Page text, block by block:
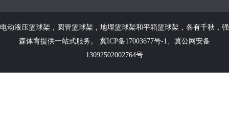
电动液压篮球架 ， 圆管篮球架 ， 地埋篮球架和平箱篮球架 ，各有千秋，强
森体育提供一站式服务。 冀ICP备17003677号-1
冀公网安备
13092502002764号